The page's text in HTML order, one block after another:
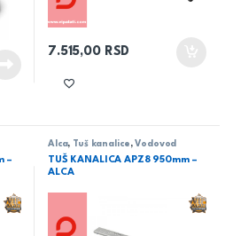
7.515,00 RSD
–
Alca, Tuš kanalice ,Vodovod
TUŠ KANALICA APZ8 950mm –
ALCA